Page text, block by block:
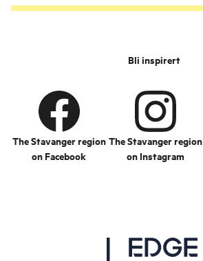
Bli inspirert
The Stavanger region
on Facebook
The Stavanger region
on Instagram